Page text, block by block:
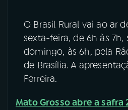
O Brasil Rural vai ao ar
sexta-feira, de 6h às 7h,
domingo, às 6h, pela
de Brasília. A
Ferreira.
Mato Grosso abre a safra